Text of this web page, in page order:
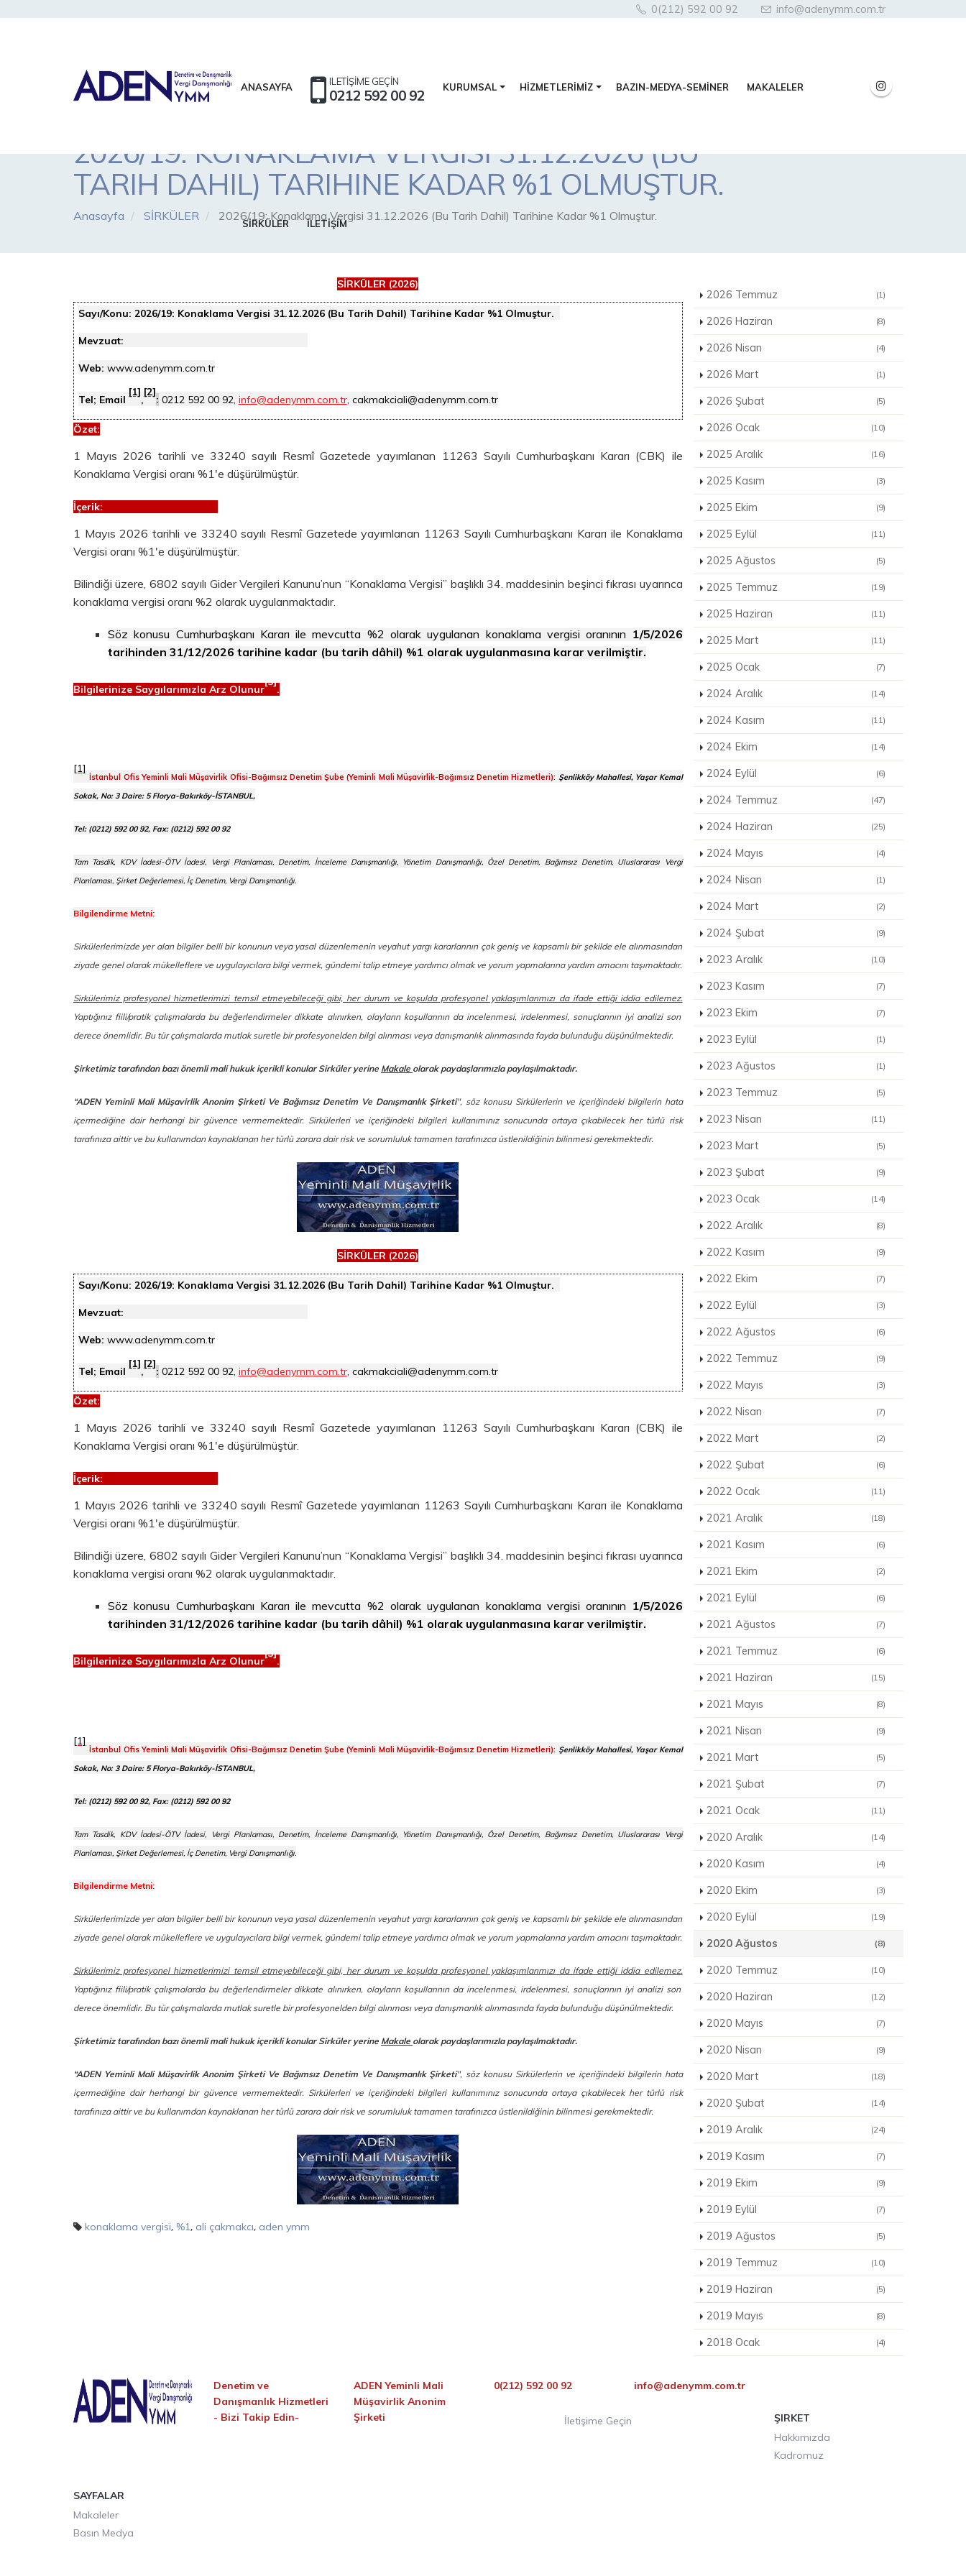
0(212) 592 00 92 info@adenymm.com.tr
ANASAYFA ILETİŞİME GEÇİN
0212 592 00 92 KURUMSAL HİZMETLERİMİZ BAZIN-MEDYA-SEMİNER MAKALELER
SİRKÜLER İLETİŞİM
2026/19: KONAKLAMA VERGISI 31.12.2026 (BU
TARIH DAHIL) TARIHINE KADAR %1 OLMUŞTUR.
Anasayfa SİRKÜLER 2026/19: Konaklama Vergisi 31.12.2026 (Bu Tarih Dahil) Tarihine Kadar %1 Olmuştur.
SİRKÜLER (2026)
Sayı/Konu: 2026/19: Konaklama Vergisi 31.12.2026 (Bu Tarih Dahil) Tarihine Kadar %1 Olmuştur.
Mevzuat:
Web: www.adenymm.com.tr
Tel; Email
[1]
,
[2]
: 0212 592 00 92, info@adenymm.com.tr, cakmakciali@adenymm.com.tr
Özet:
1 Mayıs 2026 tarihli ve 33240 sayılı Resmî Gazetede yayımlanan 11263 Sayılı Cumhurbaşkanı Kararı (CBK) ile
Konaklama Vergisi oranı %1'e düşürülmüştür.
İçerik:
1 Mayıs 2026 tarihli ve 33240 sayılı Resmî Gazetede yayımlanan 11263 Sayılı Cumhurbaşkanı Kararı ile Konaklama
Vergisi oranı %1'e düşürülmüştür.
Bilindiği üzere, 6802 sayılı Gider Vergileri Kanunu’nun “Konaklama Vergisi” başlıklı 34. maddesinin beşinci fıkrası uyarınca
konaklama vergisi oranı %2 olarak uygulanmaktadır.
Söz konusu Cumhurbaşkanı Kararı ile mevcutta %2 olarak uygulanan konaklama vergisi oranının 1/5/2026
tarihinden 31/12/2026 tarihine kadar (bu tarih dâhil) %1 olarak uygulanmasına karar verilmiştir.
Bilgilerinize Saygılarımızla Arz Olunur
[3]
.
[1]
İstanbul Ofis Yeminli Mali Müşavirlik Ofisi-Bağımsız Denetim Şube (Yeminli Mali Müşavirlik-Bağımsız Denetim Hizmetleri): Şenlikköy Mahallesi, Yaşar Kemal
Sokak, No: 3 Daire: 5 Florya-Bakırköy-İSTANBUL,
Tel: (0212) 592 00 92, Fax: (0212) 592 00 92
Tam Tasdik, KDV İadesi-ÖTV İadesi, Vergi Planlaması, Denetim, İnceleme Danışmanlığı, Yönetim Danışmanlığı, Özel Denetim, Bağımsız Denetim, Uluslararası Vergi
Planlaması, Şirket Değerlemesi, İç Denetim, Vergi Danışmanlığı.
Bilgilendirme Metni:
Sirkülerlerimizde yer alan bilgiler belli bir konunun veya yasal düzenlemenin veyahut yargı kararlarının çok geniş ve kapsamlı bir şekilde ele alınmasından
ziyade genel olarak mükelleflere ve uygulayıcılara bilgi vermek, gündemi talip etmeye yardımcı olmak ve yorum yapmalarına yardım amacını taşımaktadır.
Sirkülerimiz profesyonel hizmetlerimizi temsil etmeyebileceği gibi, her durum ve koşulda profesyonel yaklaşımlarımızı da ifade ettiği iddia edilemez.
Yaptığınız fiili/pratik çalışmalarda bu değerlendirmeler dikkate alınırken, olayların koşullarının da incelenmesi, irdelenmesi, sonuçlarının iyi analizi son
derece önemlidir. Bu tür çalışmalarda mutlak suretle bir profesyonelden bilgi alınması veya danışmanlık alınmasında fayda bulunduğu düşünülmektedir.
Şirketimiz tarafından bazı önemli mali hukuk içerikli konular Sirküler yerine Makale olarak paydaşlarımızla paylaşılmaktadır.
“ADEN Yeminli Mali Müşavirlik Anonim Şirketi Ve Bağımsız Denetim Ve Danışmanlık Şirketi", söz konusu Sirkülerlerin ve içeriğindeki bilgilerin hata
içermediğine dair herhangi bir güvence vermemektedir. Sirkülerleri ve içeriğindeki bilgileri kullanımınız sonucunda ortaya çıkabilecek her türlü risk
tarafınıza aittir ve bu kullanımdan kaynaklanan her türlü zarara dair risk ve sorumluluk tamamen tarafınızca üstlenildiğinin bilinmesi gerekmektedir.
SİRKÜLER (2026)
Sayı/Konu: 2026/19: Konaklama Vergisi 31.12.2026 (Bu Tarih Dahil) Tarihine Kadar %1 Olmuştur.
Mevzuat:
Web: www.adenymm.com.tr
Tel; Email
[1]
,
[2]
: 0212 592 00 92, info@adenymm.com.tr, cakmakciali@adenymm.com.tr
Özet:
1 Mayıs 2026 tarihli ve 33240 sayılı Resmî Gazetede yayımlanan 11263 Sayılı Cumhurbaşkanı Kararı (CBK) ile
Konaklama Vergisi oranı %1'e düşürülmüştür.
İçerik:
1 Mayıs 2026 tarihli ve 33240 sayılı Resmî Gazetede yayımlanan 11263 Sayılı Cumhurbaşkanı Kararı ile Konaklama
Vergisi oranı %1'e düşürülmüştür.
Bilindiği üzere, 6802 sayılı Gider Vergileri Kanunu’nun “Konaklama Vergisi” başlıklı 34. maddesinin beşinci fıkrası uyarınca
konaklama vergisi oranı %2 olarak uygulanmaktadır.
Söz konusu Cumhurbaşkanı Kararı ile mevcutta %2 olarak uygulanan konaklama vergisi oranının 1/5/2026
tarihinden 31/12/2026 tarihine kadar (bu tarih dâhil) %1 olarak uygulanmasına karar verilmiştir.
Bilgilerinize Saygılarımızla Arz Olunur
[3]
.
[1]
İstanbul Ofis Yeminli Mali Müşavirlik Ofisi-Bağımsız Denetim Şube (Yeminli Mali Müşavirlik-Bağımsız Denetim Hizmetleri): Şenlikköy Mahallesi, Yaşar Kemal
Sokak, No: 3 Daire: 5 Florya-Bakırköy-İSTANBUL,
Tel: (0212) 592 00 92, Fax: (0212) 592 00 92
Tam Tasdik, KDV İadesi-ÖTV İadesi, Vergi Planlaması, Denetim, İnceleme Danışmanlığı, Yönetim Danışmanlığı, Özel Denetim, Bağımsız Denetim, Uluslararası Vergi
Planlaması, Şirket Değerlemesi, İç Denetim, Vergi Danışmanlığı.
Bilgilendirme Metni:
Sirkülerlerimizde yer alan bilgiler belli bir konunun veya yasal düzenlemenin veyahut yargı kararlarının çok geniş ve kapsamlı bir şekilde ele alınmasından
ziyade genel olarak mükelleflere ve uygulayıcılara bilgi vermek, gündemi talip etmeye yardımcı olmak ve yorum yapmalarına yardım amacını taşımaktadır.
Sirkülerimiz profesyonel hizmetlerimizi temsil etmeyebileceği gibi, her durum ve koşulda profesyonel yaklaşımlarımızı da ifade ettiği iddia edilemez.
Yaptığınız fiili/pratik çalışmalarda bu değerlendirmeler dikkate alınırken, olayların koşullarının da incelenmesi, irdelenmesi, sonuçlarının iyi analizi son
derece önemlidir. Bu tür çalışmalarda mutlak suretle bir profesyonelden bilgi alınması veya danışmanlık alınmasında fayda bulunduğu düşünülmektedir.
Şirketimiz tarafından bazı önemli mali hukuk içerikli konular Sirküler yerine Makale olarak paydaşlarımızla paylaşılmaktadır.
“ADEN Yeminli Mali Müşavirlik Anonim Şirketi Ve Bağımsız Denetim Ve Danışmanlık Şirketi", söz konusu Sirkülerlerin ve içeriğindeki bilgilerin hata
içermediğine dair herhangi bir güvence vermemektedir. Sirkülerleri ve içeriğindeki bilgileri kullanımınız sonucunda ortaya çıkabilecek her türlü risk
tarafınıza aittir ve bu kullanımdan kaynaklanan her türlü zarara dair risk ve sorumluluk tamamen tarafınızca üstlenildiğinin bilinmesi gerekmektedir.
konaklama vergisi, %1 , ali çakmakcı, aden ymm
2026 Temmuz (1)
2026 Haziran (8)
2026 Nisan (4)
2026 Mart (1)
2026 Şubat (5)
2026 Ocak (10)
2025 Aralık (16)
2025 Kasım (3)
2025 Ekim (9)
2025 Eylül (11)
2025 Ağustos (5)
2025 Temmuz (19)
2025 Haziran (11)
2025 Mart (11)
2025 Ocak (7)
2024 Aralık (14)
2024 Kasım (11)
2024 Ekim (14)
2024 Eylül (6)
2024 Temmuz (47)
2024 Haziran (25)
2024 Mayıs (4)
2024 Nisan (1)
2024 Mart (2)
2024 Şubat (9)
2023 Aralık (10)
2023 Kasım (7)
2023 Ekim (7)
2023 Eylül (1)
2023 Ağustos (1)
2023 Temmuz (5)
2023 Nisan (11)
2023 Mart (5)
2023 Şubat (9)
2023 Ocak (14)
2022 Aralık (8)
2022 Kasım (9)
2022 Ekim (7)
2022 Eylül (3)
2022 Ağustos (6)
2022 Temmuz (9)
2022 Mayıs (3)
2022 Nisan (7)
2022 Mart (2)
2022 Şubat (6)
2022 Ocak (11)
2021 Aralık (18)
2021 Kasım (6)
2021 Ekim (2)
2021 Eylül (6)
2021 Ağustos (7)
2021 Temmuz (6)
2021 Haziran (15)
2021 Mayıs (8)
2021 Nisan (9)
2021 Mart (5)
2021 Şubat (7)
2021 Ocak (11)
2020 Aralık (14)
2020 Kasım (4)
2020 Ekim (3)
2020 Eylül (19)
2020 Ağustos (8)
2020 Temmuz (10)
2020 Haziran (12)
2020 Mayıs (7)
2020 Nisan (9)
2020 Mart (18)
2020 Şubat (14)
2019 Aralık (24)
2019 Kasım (7)
2019 Ekim (9)
2019 Eylül (7)
2019 Ağustos (5)
2019 Temmuz (10)
2019 Haziran (5)
2019 Mayıs (8)
2018 Ocak (4)
Denetim ve
Danışmanlık Hizmetleri
- Bizi Takip Edin-
ADEN Yeminli Mali
Müşavirlik Anonim
Şirketi
0(212) 592 00 92 info@adenymm.com.tr
İletişime Geçin
ŞIRKET
Hakkımızda
Kadromuz
SAYFALAR
Makaleler
Basın Medya